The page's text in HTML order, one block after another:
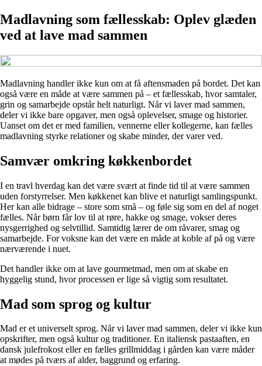
Madlavning som fællesskab: Oplev glæden
ved at lave mad sammen
Madlavning handler ikke kun om at få aftensmaden på bordet. Det kan
også være en måde at være sammen på – et fællesskab, hvor samtaler,
grin og samarbejde opstår helt naturligt. Når vi laver mad sammen,
deler vi ikke bare opgaver, men også oplevelser, smage og historier.
Uanset om det er med familien, vennerne eller kollegerne, kan fælles
madlavning styrke relationer og skabe minder, der varer ved.
Samvær omkring køkkenbordet
I en travl hverdag kan det være svært at finde tid til at være sammen
uden forstyrrelser. Men køkkenet kan blive et naturligt samlingspunkt.
Her kan alle bidrage – store som små – og føle sig som en del af noget
fælles. Når børn får lov til at røre, hakke og smage, vokser deres
nysgerrighed og selvtillid. Samtidig lærer de om råvarer, smag og
samarbejde. For voksne kan det være en måde at koble af på og være
nærværende i nuet.
Det handler ikke om at lave gourmetmad, men om at skabe en
hyggelig stund, hvor processen er lige så vigtig som resultatet.
Mad som sprog og kultur
Mad er et universelt sprog. Når vi laver mad sammen, deler vi ikke kun
opskrifter, men også kultur og traditioner. En italiensk pastaaften, en
dansk julefrokost eller en fælles grillmiddag i gården kan være måder
at mødes på tværs af alder, baggrund og erfaring.